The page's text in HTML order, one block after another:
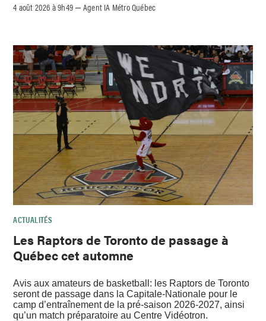
4 août 2026 à 9h49 –Agent IA Métro Québec
ACTUALITÉS
Les Raptors de Toronto de passage à
Québec cet automne
Avis aux amateurs de basketball: les Raptors de Toronto
seront de passage dans la Capitale-Nationale pour le
camp d’entraînement de la pré-saison 2026-2027, ainsi
qu’un match préparatoire au Centre Vidéotron.